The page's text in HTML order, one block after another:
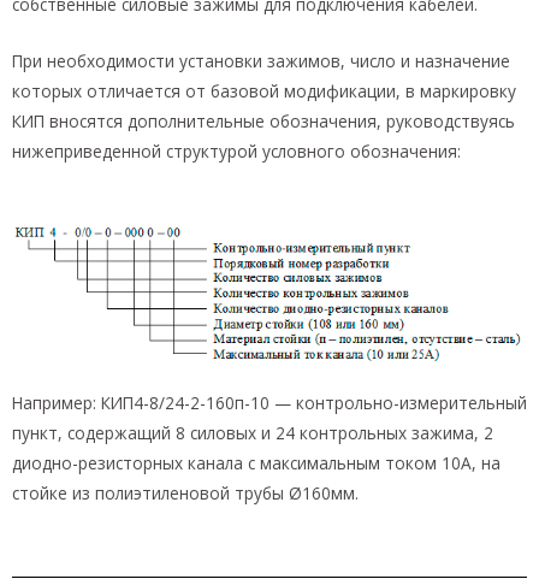
При необходимости установки зажимов, число и назначение
которых отличается от базовой модификации, в маркировку
КИП вносятся дополнительные обозначения, руководствуясь
нижеприведенной структурой условного обозначения:
Например: КИП4-8/24-2-160п-10 — контрольно-измерительный
пункт, содержащий 8 силовых и 24 контрольных зажима, 2
диодно-резисторных канала с максимальным током 10А, на
стойке из полиэтиленовой трубы Ø160мм.